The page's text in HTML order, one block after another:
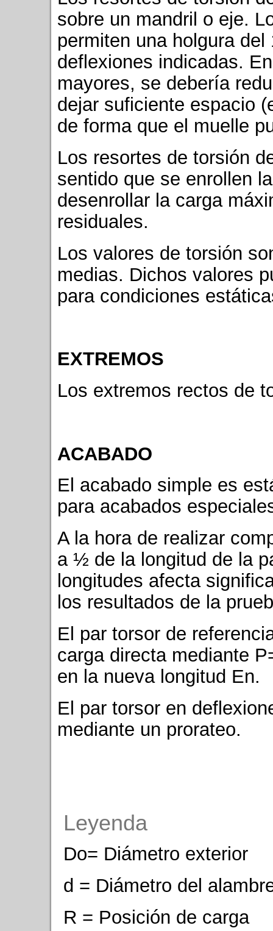
sobre un mandril o eje.
permiten una holgura
deflexiones indicadas.
mayores, se debería
dejar suficiente espacio
de forma que el muelle
Los resortes de torsión
sentido que se enrollen
desenrollar la carga
residuales.
Los valores de torsión
medias. Dichos valores
para condiciones
EXTREMOS
Los extremos rectos de
ACABADO
El acabado simple es
para acabados
A la hora de realizar
a ½ de la longitud de la
longitudes afecta
los resultados de la
El par torsor de
carga directa mediante
en la nueva longitud En.
El par torsor en
mediante un prorateo.
Leyenda
Do= Diámetro exterior
d = Diámetro del
R = Posición de carga